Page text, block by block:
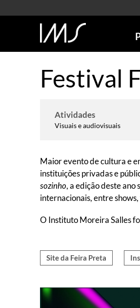
Festival
Atividades
Visuais e audiovisuais
Maior evento de cultura e
instituições privadas e
sozinho, a edição deste
internacionais, entre
O Instituto Moreira Salles
Site da Feira Preta